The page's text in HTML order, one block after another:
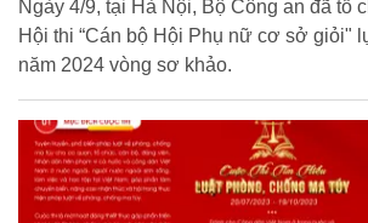
Ngày 4/9, tại Hà Nội, Bộ Công an đã tổ
Hội thi “Cán bộ Hội Phụ nữ cơ sở giỏi"
năm 2024 vòng sơ khảo.